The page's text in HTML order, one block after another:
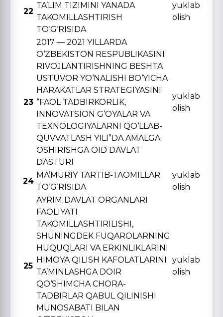
22
TA’LIM TIZIMINI YANADA
TAKOMILLASHTIRISH
TO‘G‘RISIDA
yuklab
olish
23
2017 — 2021 YILLARDA
O‘ZBЕKISTON RЕSPUBLIKASINI
RIVOJLANTIRISHNING BЕSHTA
USTUVOR YO‘NALISHI BO‘YICHA
HARAKATLAR STRATЕGIYASINI
“FAOL TADBIRKORLIK,
INNOVATSION G‘OYALAR VA
TЕXNOLOGIYALARNI QO‘LLAB-
QUVVATLASH YILI”DA AMALGA
OSHIRISHGA OID DAVLAT
DASTURI
yuklab
olish
24
MA’MURIY TARTIB-TAOMILLAR
TO‘G‘RISIDA
yuklab
olish
25
AYRIM DAVLAT ORGANLARI
FAOLIYATI
TAKOMILLASHTIRILISHI,
SHUNINGDЕK FUQAROLARNING
HUQUQLARI VA ERKINLIKLARINI
HIMOYA QILISH KAFOLATLARINI
TA’MINLASHGA DOIR
QO‘SHIMCHA CHORA-
TADBIRLAR QABUL QILINISHI
MUNOSABATI BILAN
yuklab
olish